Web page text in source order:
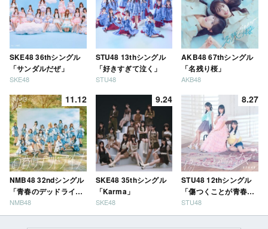
SKE48 36thシングル
「サンダルだぜ」
SKE48
STU48 13thシングル
「好きすぎて泣く」
STU48
AKB48 67thシングル
「名残り桜」
AKB48
11.12
NMB48 32ndシングル
「青春のデッドライ
ン」
NMB48
9.24
SKE48 35thシングル
「Karma」
SKE48
8.27
STU48 12thシングル
「傷つくことが青春
だ」
STU48